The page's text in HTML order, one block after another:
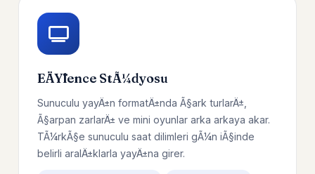
EÄŸlence StÃ¼dyosu
Sunuculu yayÄ±n formatÄ±nda Ã§ark turlarÄ±,
Ã§arpan zarlarÄ± ve mini oyunlar arka arkaya akar.
TÃ¼rkÃ§e sunuculu saat dilimleri gÃ¼n iÃ§inde
belirli aralÄ±klarla yayÄ±na girer.